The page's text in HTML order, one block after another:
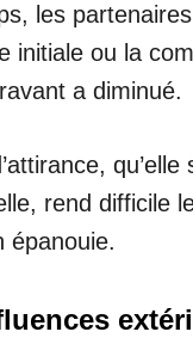
les
initiale ou la
a diminué.
qu’elle
rend difficile
épanouie.